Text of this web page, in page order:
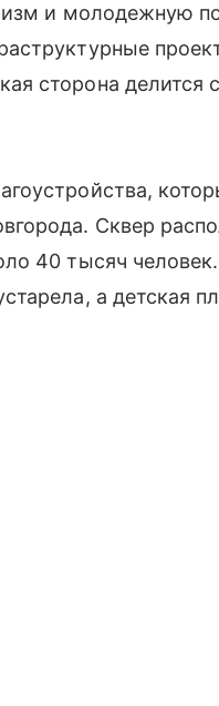
и молодежную
сторона делится
Сквер
40 тысяч
а детская